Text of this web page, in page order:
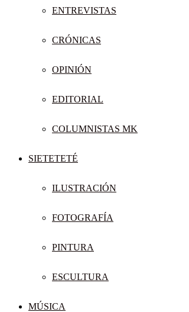
ENTREVISTAS
CRÓNICAS
OPINIÓN
EDITORIAL
COLUMNISTAS MK
SIETETETÉ
ILUSTRACIÓN
FOTOGRAFÍA
PINTURA
ESCULTURA
MÚSICA